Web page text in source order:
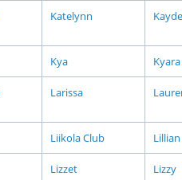
Katelynn
Kya Kyara
Larissa
Liikola Club Lillian
Lizzet Lizzy